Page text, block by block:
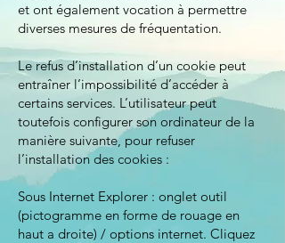
et ont également vocation à permettre
diverses mesures de fréquentation.
Le refus d’installation d’un cookie peut
entraîner l’impossibilité d’accéder à
certains services. L’utilisateur peut
toutefois configurer son ordinateur de la
manière suivante, pour refuser
l’installation des cookies :
Sous Internet Explorer : onglet outil
(pictogramme en forme de rouage en
haut a droite) / options internet. Cliquez